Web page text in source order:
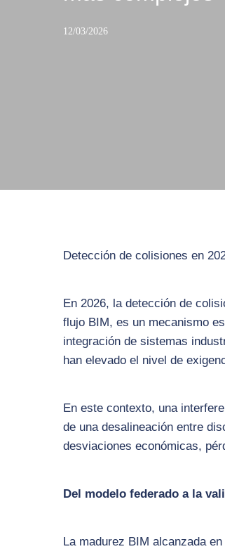
12/03/2026
Detección de colisiones en
En 2026, la detección de
flujo BIM, es un mecanismo
integración de sistemas
han elevado el nivel de
En este contexto, una
de una desalineación entre
desviaciones económicas,
Del modelo federado a la
La madurez BIM alcanzada